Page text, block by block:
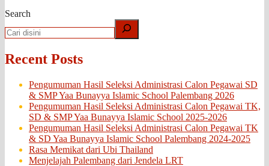
Search
Recent Posts
Pengumuman Hasil Seleksi Administrasi Calon Pegawai SD
& SMP Yaa Bunayya Islamic School Palembang 2026
Pengumuman Hasil Seleksi Administrasi Calon Pegawai TK,
SD & SMP Yaa Bunayya Islamic School 2025-2026
Pengumuman Hasil Seleksi Administrasi Calon Pegawai TK
& SD Yaa Bunayya Islamic School Palembang 2024-2025
Rasa Memikat dari Ubi Thailand
Menjelajah Palembang dari Jendela LRT